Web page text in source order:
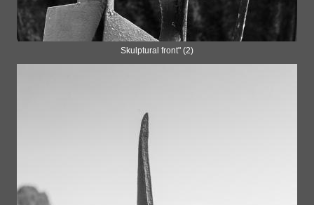
Skulptural front" (2)